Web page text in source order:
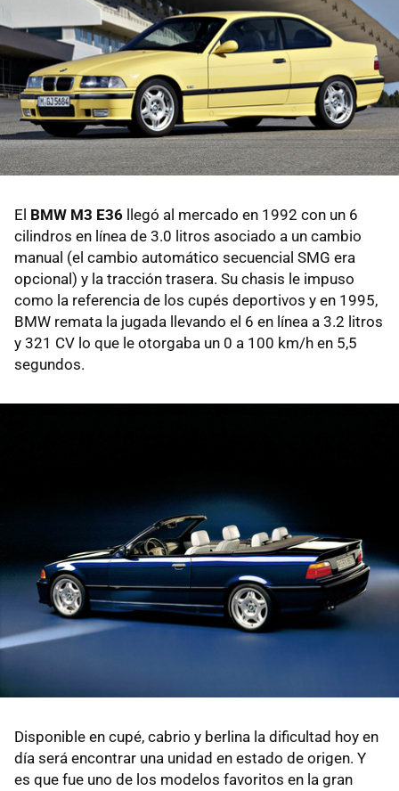
El BMW M3 E36 llegó al mercado en 1992 con un 6
cilindros en línea de 3.0 litros asociado a un cambio
manual (el cambio automático secuencial SMG era
opcional) y la tracción trasera. Su chasis le impuso
como la referencia de los cupés deportivos y en 1995,
BMW remata la jugada llevando el 6 en línea a 3.2 litros
y 321 CV lo que le otorgaba un 0 a 100 km/h en 5,5
segundos.
Disponible en cupé, cabrio y berlina la dificultad hoy en
día será encontrar una unidad en estado de origen. Y
es que fue uno de los modelos favoritos en la gran